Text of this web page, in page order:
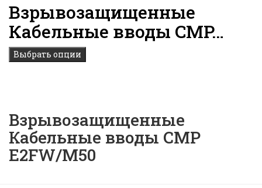
Взрывозащищенные
Кабельные вводы CMP…
Выбрать опции
Взрывозащищенные
Кабельные вводы CMP
E2FW/M50